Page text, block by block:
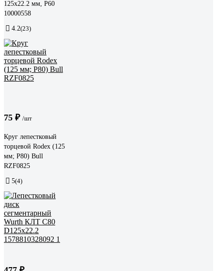
125x22.2 мм, Р60
10000558
4.2(23)
75 ₽ /шт
Круг лепестковый
торцевой Rodex (125
мм; P80) Bull
RZF0825
5(4)